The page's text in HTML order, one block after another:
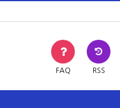
FAQ RSS